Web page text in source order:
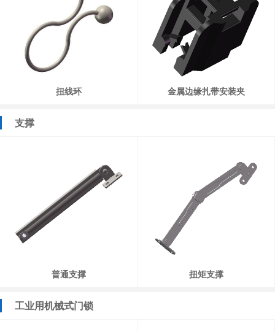
扭线环 金属边缘扎带安装夹
支撑
普通支撑 扭矩支撑
工业用机械式门锁